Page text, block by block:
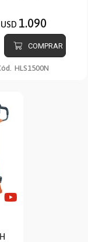
USD 1.090
COMPRAR
HLS1500N